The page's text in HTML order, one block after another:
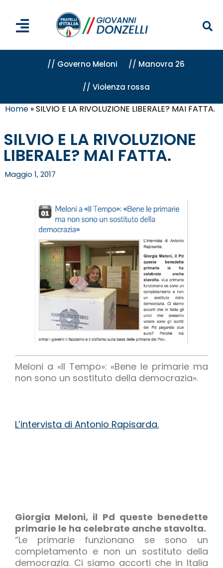
// Governo Meloni // Manovra 26
// Violenza rossa
Home »SILVIO E LA RIVOLUZIONE LIBERALE? MAI FATTA.
SILVIO E LA RIVOLUZIONE
LIBERALE? MAI FATTA.
Maggio 1, 2017
Meloni a «Il Tempo»: «Bene le primarie ma
non sono un sostituto della democrazia».
L’intervista di Antonio Rapisarda.
Giorgia Meloni, il Pd queste benedette
primarie le ha celebrate anche stavolta.
“Le primarie funzionano se sono un
completamento e non un sostituto della
democrazia. Ci siamo accorti che in Italia